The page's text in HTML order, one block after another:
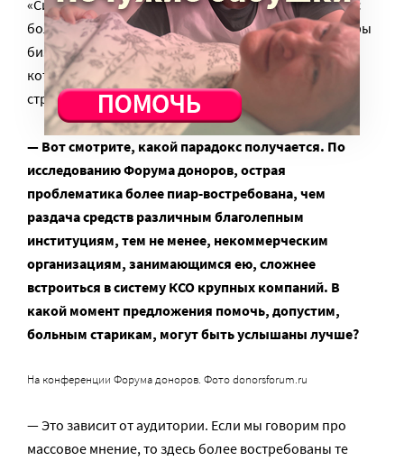
«Система», достаточно сложная задача, так как у нас
больше 20 компаний и совершенно различные сферы
бизнеса. Мы отдаем приоритет тем программам,
которые максимально работают на социальные
стратегии наших компаний.
— Вот смотрите, какой парадокс получается. По
исследованию Форума доноров, острая
проблематика более пиар-востребована, чем
раздача средств различным благолепным
институциям, тем не менее, некоммерческим
организациям, занимающимся ею, сложнее
встроиться в систему КСО крупных компаний. В
какой момент предложения помочь, допустим,
больным старикам, могут быть услышаны лучше?
На конференции Форума доноров. Фото donorsforum.ru
— Это зависит от аудитории. Если мы говорим про
массовое мнение, то здесь более востребованы те